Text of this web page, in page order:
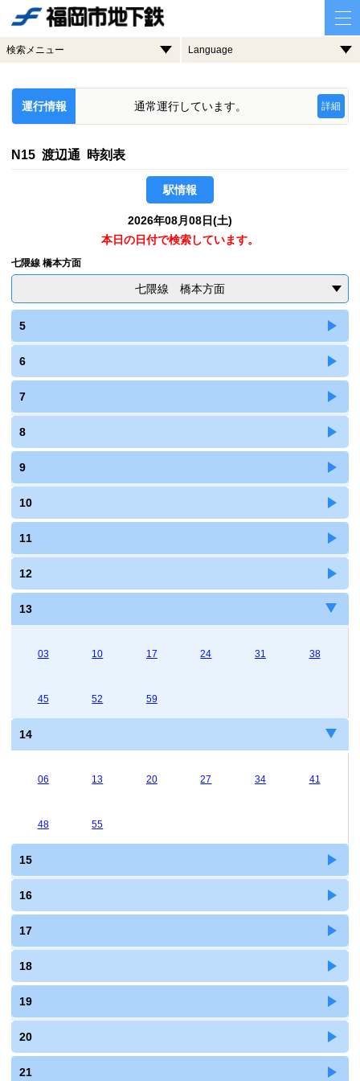
検索メニュー Language
運行情報 通常運行しています。 詳細
N15 渡辺通 時刻表
駅情報
2026年08月08日(土)
本日の日付で検索しています。
七隈線 橋本方面
七隈線 橋本方面
5
6
7
8
9
10
11
12
13
03 10 17 24 31 38
45 52 59
14
06 13 20 27 34 41
48 55
15
16
17
18
19
20
21